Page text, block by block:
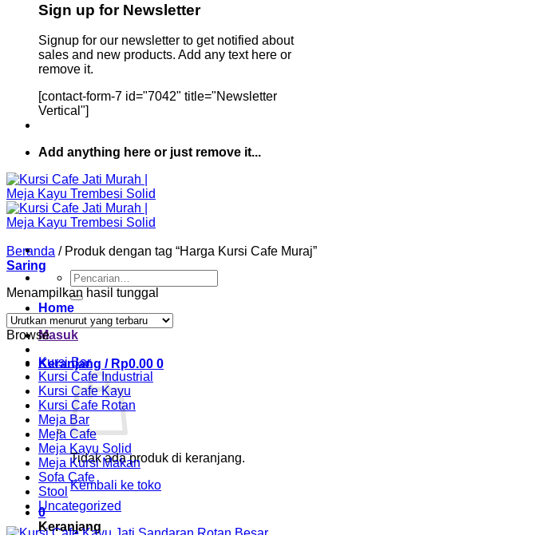
Sign up for Newsletter
Signup for our newsletter to get notified about
sales and new products. Add any text here or
remove it.
[contact-form-7 id="7042" title="Newsletter
Vertical"]
Add anything here or just remove it...
Pencarian
untuk:
Home
Masuk
Keranjang / Rp0.00 0
Tidak ada produk di keranjang.
Kembali ke toko
0
Keranjang
Beranda /Produk dengan tag “Harga Kursi Cafe Muraj”
Saring
Menampilkan hasil tunggal
Browse
Kursi Bar
Kursi Cafe Industrial
Kursi Cafe Kayu
Kursi Cafe Rotan
Meja Bar
Meja Cafe
Meja Kayu Solid
Meja Kursi Makan
Sofa Cafe
Stool
Uncategorized